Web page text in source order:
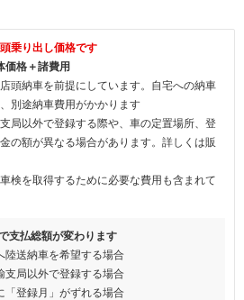
乗り出し価格です
価格＋諸費用
頭納車を前提にしています。自宅への納車
別途納車費用がかかります
局以外で登録する際や、車の定置場所、登
の額が異なる場合があります。詳しくは販
検を取得するために必要な費用も含まれて
支払総額が変わります
陸送納車を希望する場合
支局以外で登録する場合
「登録月」がずれる場合